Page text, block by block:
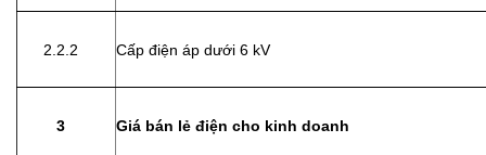
2.2.2 Cấp điện áp dưới 6 kV
3 Giá bán lẻ điện cho kinh doanh